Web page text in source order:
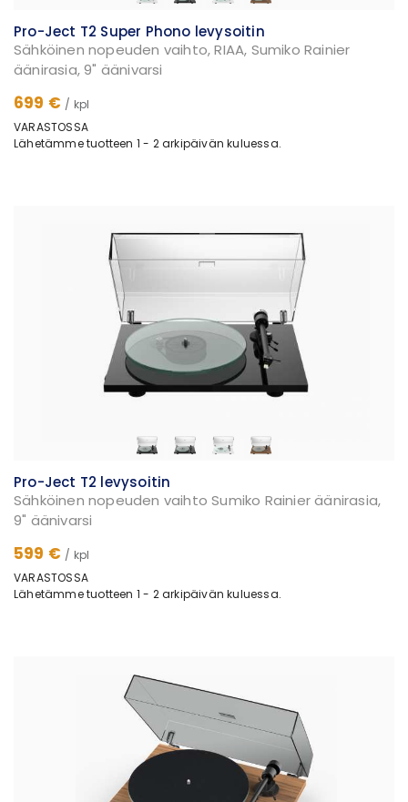
Pro-Ject T2 Super Phono levysoitin
Sähköinen nopeuden vaihto, RIAA, Sumiko Rainier
äänirasia, 9" äänivarsi
699 € / kpl
VARASTOSSA
Lähetämme tuotteen 1 - 2 arkipäivän kuluessa.
Pro-Ject T2 levysoitin
Sähköinen nopeuden vaihto Sumiko Rainier äänirasia,
9" äänivarsi
599 € / kpl
VARASTOSSA
Lähetämme tuotteen 1 - 2 arkipäivän kuluessa.